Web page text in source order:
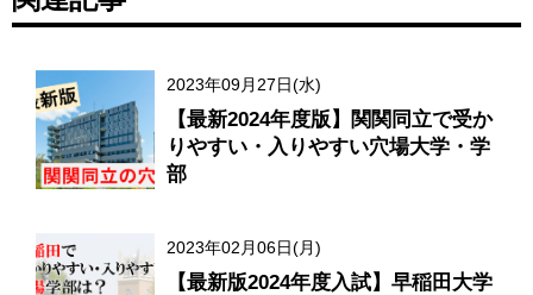
2023年09月27日(水)
【最新2024年度版】関関同立で受か
りやすい・入りやすい穴場大学・学
部
2023年02月06日(月)
【最新版2024年度入試】早稲田大学